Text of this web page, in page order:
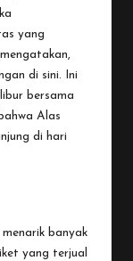
yang
di sini. Ini
bersama
Alas
di hari
banyak
yang terjual